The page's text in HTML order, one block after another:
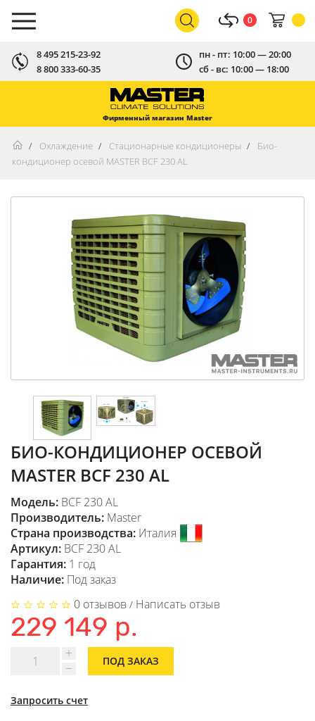
8 495 215-23-92
8 800 333-60-35
пн - пт: 10:00 — 20:00
сб - вс: 10:00 — 18:00
0
Фирменный магазин Master
Охлаждение Стационарные кондиционеры
Био-
кондиционер осевой MASTER BCF 230 AL
БИО-КОНДИЦИОНЕР ОСЕВОЙ
MASTER BCF 230 AL
Модель: BCF 230 AL
Производитель: Master
Страна производства: Италия
Артикул: BCF 230 AL
Гарантия: 1 год
Наличие: Под заказ
0 отзывов / Написать отзыв
229 149 р.
ПОД ЗАКАЗ
Запросить счет